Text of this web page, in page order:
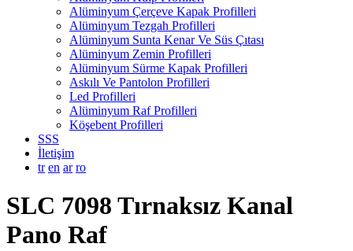
Alüminyum Çerçeve Kаpаk Profilleri
Alüminyum Tezgah Profilleri
Alüminyum Sunta Kenar Ve Süs Çıtası
Alüminyum Zemin Profilleri
Alüminyum Sürme Kapak Profilleri
Askılı Ve Pantolon Profilleri
Led Profilleri
Alüminyum Raf Profilleri
Köşebent Profilleri
SSS
İletişim
tr en ar ro
SLC 7098 Tırnaksız Kanal
Pano Raf